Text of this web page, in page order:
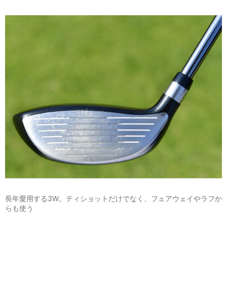
長年愛用する3W。ティショットだけでなく、フェアウェイやラフか
らも使う